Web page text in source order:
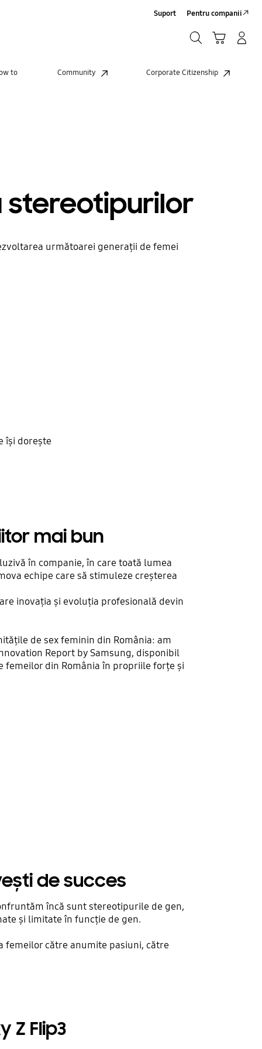
Suport Pentru companii
to Community Corporate Citizenship
următoarei generații de femei
își dorește
mai bun
în companie, în care toată lumea
echipe care să stimuleze creșterea
inovația și evoluția profesională devin
de sex feminin din România: am
Report by Samsung, disponibil
femeilor din România în propriile forțe și
de succes
încă sunt stereotipurile de gen,
și limitate în funcție de gen.
femeilor către anumite pasiuni, către
Z Flip3